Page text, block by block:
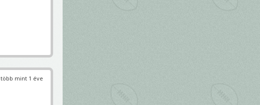
több mint 1 éve